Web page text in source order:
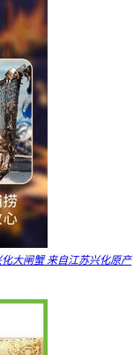
大闸蟹 来自江苏兴化原产